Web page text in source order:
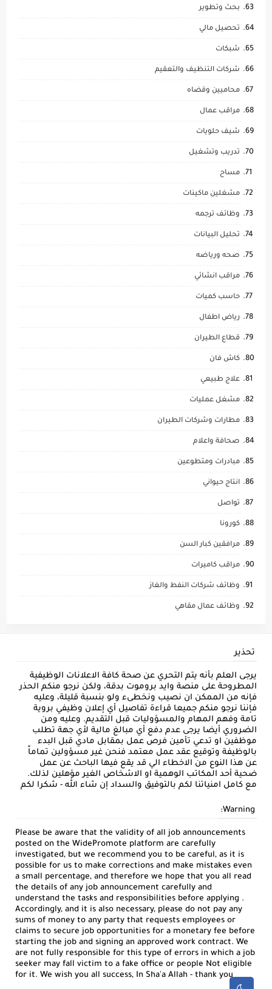
بحث وتطوير
تحصيل مالي
شبكات
شركات التنظيف والتعقيم
محاميين وقضاه
مراقب عمال
شيف حلويات
تدريب وتشغيل
مساح
مشغلين ماكينات
وظائف ترجمه
تحليل البيانات
صحه ورياضه
مراقب انشائي
حاسب كميات
رياض اطفال
قطاع الطيران
كاش فان
علاج طبيعي
مشغل عمليات
مطارات وشركات الطيران
صحافة واعلام
مبادرات ومتطوعين
انتاج حيواني
تواصل
كورونا
مرافقين كبار السن
مراقب كاميرات
وظائف شركات النفط والغاز
وظائف عمال مقاهي
تحذير
يرجى العلم بأنه يتم التحري عن صحة كافة الاعلانات الوظيفية
المطروحة على منصة وايد بروموت بدقة، ولكن نرجو منكم الحذر
فإنه من الممكن ان نصيب ونخطىء ولو بنسبة قليلة، وعليه
فإننا نرجو منكم جميعا قراءة تفاصيل أي إعلان وظيفي بروية
تامة وفهم المهام والمسؤوليات قبل التقديم. وعليه ومن
الضروري أيضا يرجى عدم دفع أي مبالغ مالية لأي جهة تطلب
موظفين او تدعي تأمين فرص عمل بمقابل مادي قبل البدء
بالوظيفة وتوقيع عقد عمل معتمد فنحن غير مسؤولين تماماً
عن هذا النوع من الاخطاء الي قد يقع فيها الباحث عن عمل
ضحية أحد المكاتب الوهمية او الاشخاص الغير مؤهلين لذلك.
مع كامل امنياتنا لكم بالتوفيق والسداد إن شاء الله - شكرا لكم
Warning:
Please be aware that the validity of all job announcements
posted on the WidePromote platform are carefully
investigated, but we recommend you to be careful, as it is
possible for us to make corrections and make mistakes even
a small percentage, and therefore we hope that you all read
the details of any job announcement carefully and
understand the tasks and responsibilities before applying .
Accordingly, and it is also necessary, please do not pay any
sums of money to any party that requests employees or
claims to secure job opportunities for a monetary fee before
starting the job and signing an approved work contract. We
are not fully responsible for this type of errors in which a job
seeker may fall victim to a fake office or people Not eligible
for it. We wish you all success, In Sha'a Allah - thank you